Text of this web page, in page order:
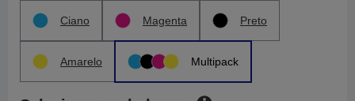
Ciano Magenta Preto
Amarelo Multipack